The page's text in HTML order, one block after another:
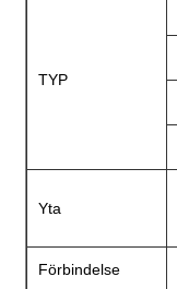
TYP
Yta
Förbindelse